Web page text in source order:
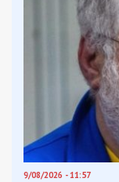
9/08/2026 - 11:57